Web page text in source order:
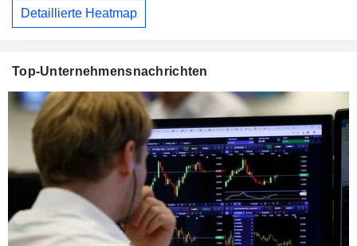
Detaillierte Heatmap
Top-Unternehmensnachrichten